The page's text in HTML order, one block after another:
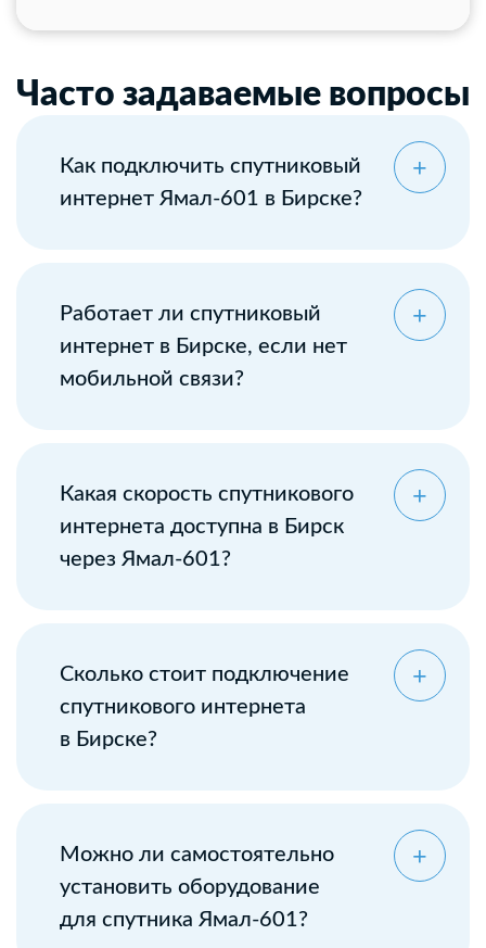
Часто задаваемые вопросы
Как подключить спутниковый
интернет Ямал-601 в Бирске?
Работает ли спутниковый
интернет в Бирске, если нет
мобильной связи?
Какая скорость спутникового
интернета доступна в Бирск
через Ямал-601?
Сколько стоит подключение
спутникового интернета
в Бирске?
Можно ли самостоятельно
установить оборудование
для спутника Ямал-601?